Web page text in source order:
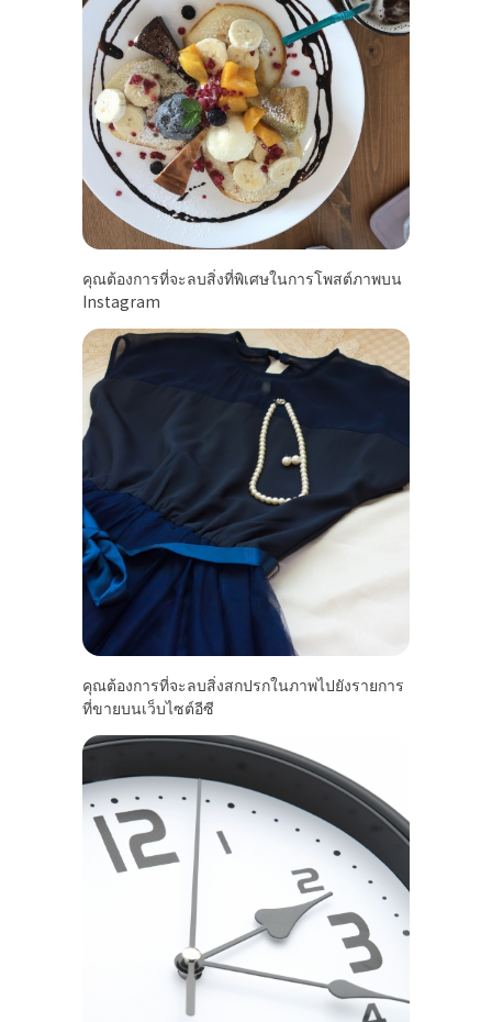
คุณต้องการที่จะลบสิ่งที่พิเศษในการโพสต์ภาพบน
Instagram
คุณต้องการที่จะลบสิ่งสกปรกในภาพไปยังรายการ
ที่ขายบนเว็บไซต์อีซี